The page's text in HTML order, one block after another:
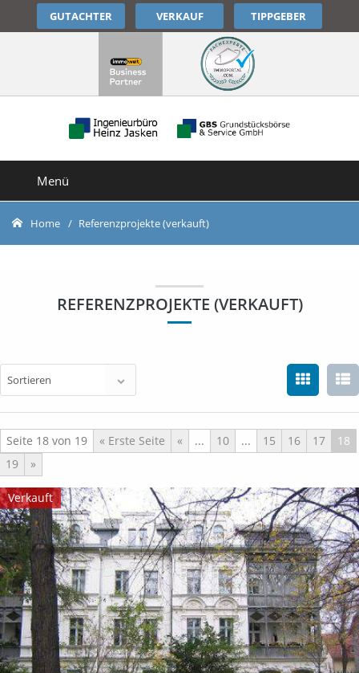
GUTACHTER VERKAUF TIPPGEBER
Menü
Home Referenzprojekte (verkauft)
REFERENZPROJEKTE (VERKAUFT)
Seite 18 von 19 « Erste Seite « ... 10 ... 15 16 17
18
19
»
Verkauft